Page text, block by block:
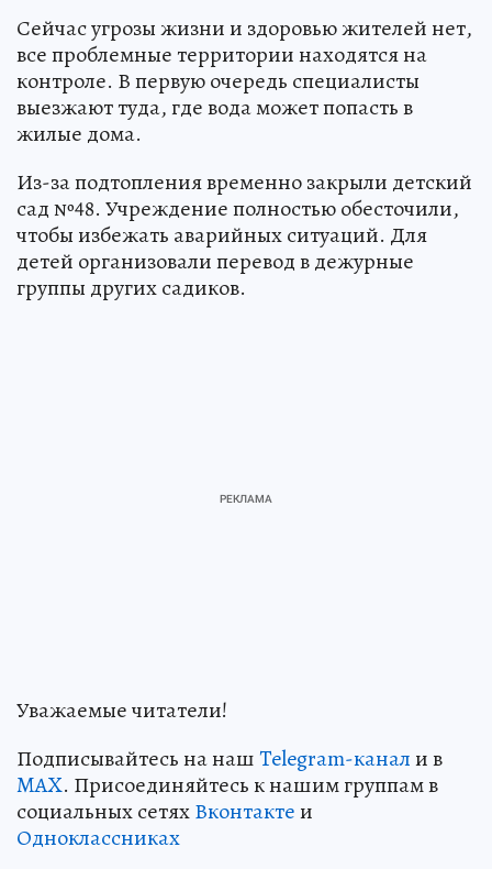
Сейчас угрозы жизни и здоровью жителей нет,
все проблемные территории находятся на
контроле. В первую очередь специалисты
выезжают туда, где вода может попасть в
жилые дома.
Из-за подтопления временно закрыли детский
сад №48. Учреждение полностью обесточили,
чтобы избежать аварийных ситуаций. Для
детей организовали перевод в дежурные
группы других садиков.
Уважаемые читатели!
Подписывайтесь на нашTelegram-канали в
MAX. Присоединяйтесь к нашим группам в
социальных сетяхВконтактеи
Одноклассниках